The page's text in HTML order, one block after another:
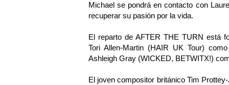
Michael se pondrá en contacto con
recuperar su pasión por la vida.
El reparto de AFTER THE TURN está
Tori Allen-Martin (HAIR UK Tour)
Ashleigh Gray (WICKED, BETWITX!)
El joven compositor británico Tim